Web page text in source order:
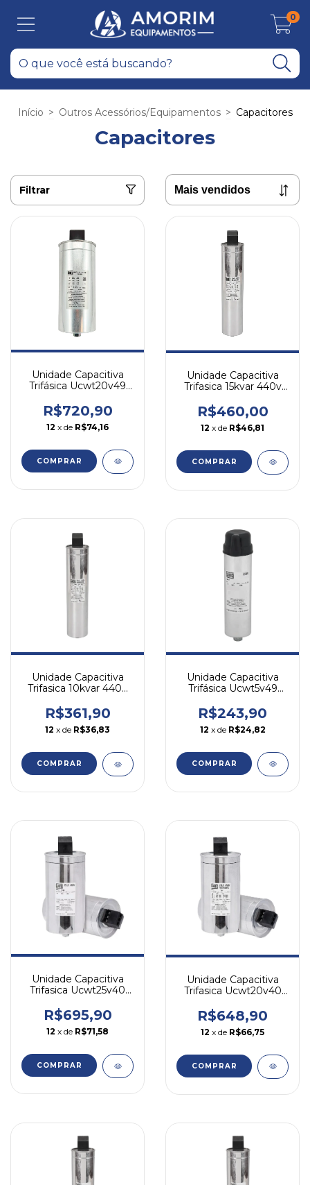
0
Início > Outros Acessórios/Equipamentos > Capacitores
Capacitores
Filtrar
Unidade Capacitiva
Trifásica Ucwt20v49
R$720,90
12 x de R$74,16
COMPRAR
Unidade Capacitiva
Trifasica 15kvar 440v
R$460,00
12 x de R$46,81
COMPRAR
Unidade Capacitiva
Trifasica 10kvar 440v
R$361,90
12 x de R$36,83
COMPRAR
Unidade Capacitiva
Trifásica Ucwt5v49
R$243,90
12 x de R$24,82
COMPRAR
Unidade Capacitiva
Trifasica Ucwt25v40
R$695,90
12 x de R$71,58
COMPRAR
Unidade Capacitiva
Trifasica Ucwt20v40
R$648,90
12 x de R$66,75
COMPRAR